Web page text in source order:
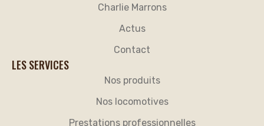
Charlie Marrons
Actus
Contact
LES SERVICES
Nos produits
Nos locomotives
Prestations professionnelles